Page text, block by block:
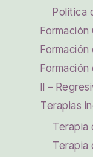
Política
Formación
Formación
Formación
II –
Terapias
Terapia
Terapia